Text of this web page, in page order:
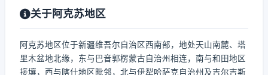
关于阿克苏地区
阿克苏地区位于新疆维吾尔自治区西南部，地处天山南麓、塔
里木盆地北缘，东与巴音郭楞蒙古自治州相连，南与和田地区
接壤，西与喀什地区毗邻，北与伊犁哈萨克自治州及吉尔吉斯